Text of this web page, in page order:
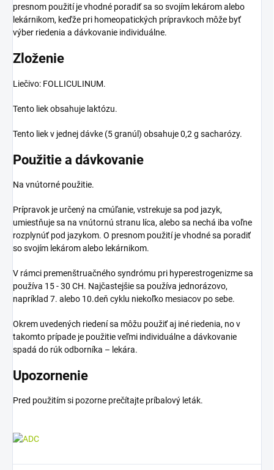
presnom použití je vhodné poradiť sa so svojím lekárom alebo
lekárnikom, keďže pri homeopatických prípravkoch môže byť
výber riedenia a dávkovanie individuálne.
Zloženie
Liečivo: FOLLICULINUM.
Tento liek obsahuje laktózu.
Tento liek v jednej dávke (5 granúl) obsahuje 0,2 g sacharózy.
Použitie a dávkovanie
Na vnútorné použitie.
Prípravok je určený na cmúľanie, vstrekuje sa pod jazyk,
umiestňuje sa na vnútornú stranu líca, alebo sa nechá iba voľne
rozplynúť pod jazykom. O presnom použití je vhodné sa poradiť
so svojím lekárom alebo lekárnikom.
V rámci premenštruačného syndrómu pri hyperestrogenizme sa
používa 15 - 30 CH. Najčastejšie sa používa jednorázovo,
napríklad 7. alebo 10.deň cyklu niekoľko mesiacov po sebe.
Okrem uvedených riedení sa môžu použiť aj iné riedenia, no v
takomto prípade je použitie veľmi individuálne a dávkovanie
spadá do rúk odborníka – lekára.
Upozornenie
Pred použitím si pozorne prečítajte príbalový leták.